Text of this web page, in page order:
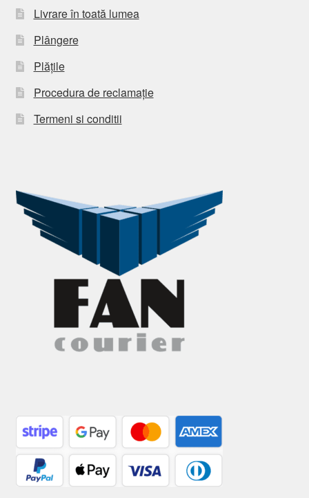
Livrare în toată lumea
Plângere
Plățile
Procedura de reclamație
Termeni si conditii